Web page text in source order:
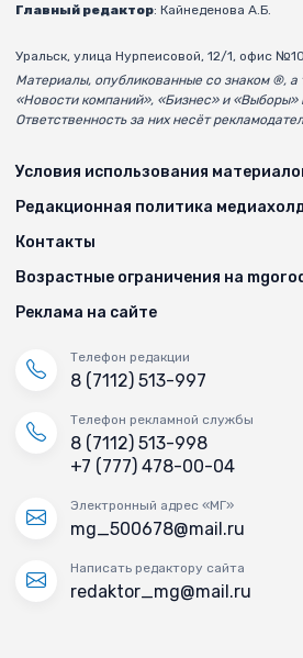
Главный редактор: Кайнеденова А.Б.
Уральск, улица Нурпеисовой, 12/1, офис
Материалы, опубликованные со знаком ®, а
«Новости компаний», «Бизнес» и «Выборы»
Ответственность за них несёт
Условия использования
Редакционная политика
Контакты
Возрастные ограничения на
Реклама на сайте
Телефон редакции
8 (7112) 513-997
Телефон рекламной службы
8 (7112) 513-998
+7 (777) 478-00-04
Электронный адрес «МГ»
mg_500678@mail.ru
Написать редактору сайта
redaktor_mg@mail.ru